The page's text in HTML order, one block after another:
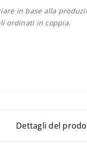
in base alla
ordinati in coppia.
Dettagli del